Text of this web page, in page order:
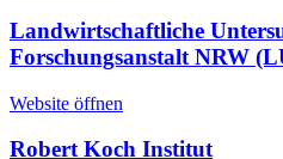
Landwirtschaftliche
Forschungsanstalt NRW
Website öffnen
Robert Koch Institut